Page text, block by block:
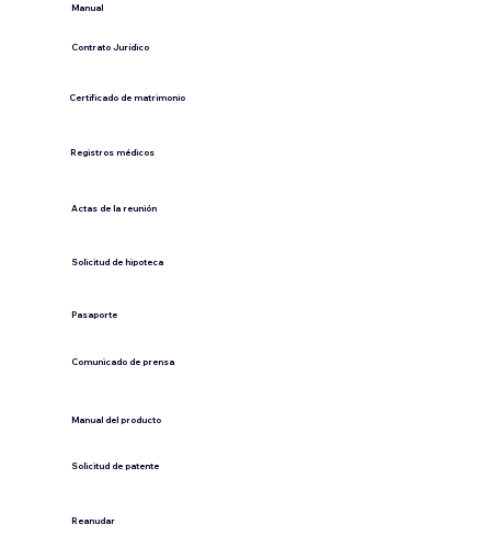
​Manual
​Contrato Jurídico
Certificado de matrimonio
Registros médicos
Actas de la reunión
Solicitud de hipoteca
Pasaporte
Comunicado de prensa
​Manual del producto
​Solicitud de patente
​Reanudar